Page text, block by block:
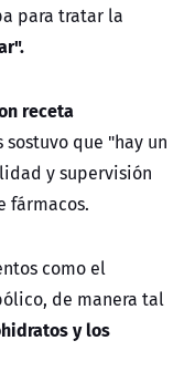
para tratar la
receta
que "hay un
y supervisión
fármacos.
como el
de manera tal
y los